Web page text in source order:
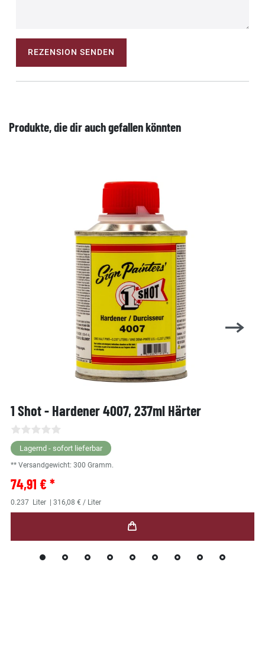
REZENSION SENDEN
Produkte, die dir auch gefallen könnten
1 Shot - Hardener 4007, 237ml Härter
Lagernd - sofort lieferbar
** Versandgewicht: 300 Gramm.
74,91 € *
0.237 Liter | 316,08 € / Liter